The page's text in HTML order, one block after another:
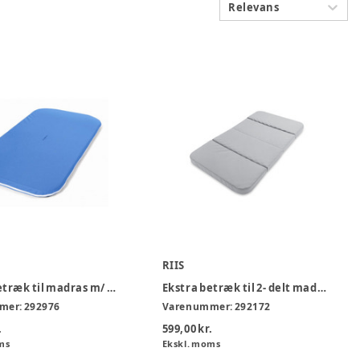
Relevans
Ekstra betræk til madras m/ slids
292976
RIIS
Ekstra betræk til 2- delt madras
Varenummer:292172
599,00 kr.
Ekskl. moms